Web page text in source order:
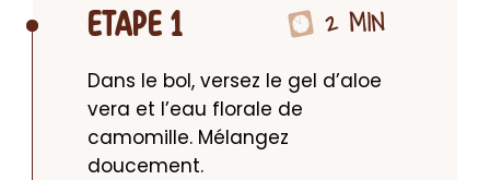
ETAPE 1 2 MIN
Dans le bol, versez le gel d’aloe
vera et l’eau florale de
camomille. Mélangez
doucement.